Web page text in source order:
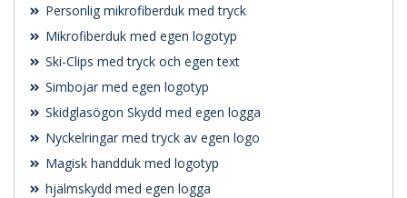
Personlig mikrofiberduk med tryck
Mikrofiberduk med egen logotyp
Ski-Clips med tryck och egen text
Simbojar med egen logotyp
Skidglasögon Skydd med egen logga
Nyckelringar med tryck av egen logo
Magisk handduk med logotyp
hjälmskydd med egen logga